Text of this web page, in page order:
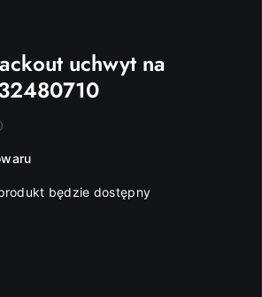
uchwyt na
będzie dostępny